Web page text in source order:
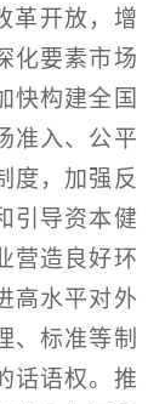
革开放，增
化要素市场
快构建全国
准入、公平
度，加强反
引导资本健
营造良好环
高水平对外
、标准等制
话语权。推